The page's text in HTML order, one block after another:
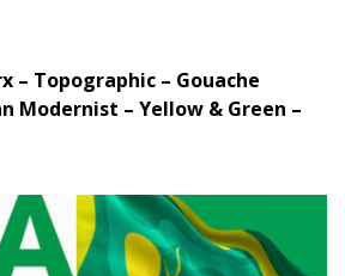
– Topographic – Gouache
Modernist – Yellow & Green –